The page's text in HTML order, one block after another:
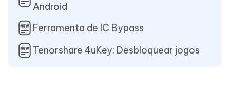
Android
Ferramenta de IC Bypass
Tenorshare 4uKey: Desbloquear jogos